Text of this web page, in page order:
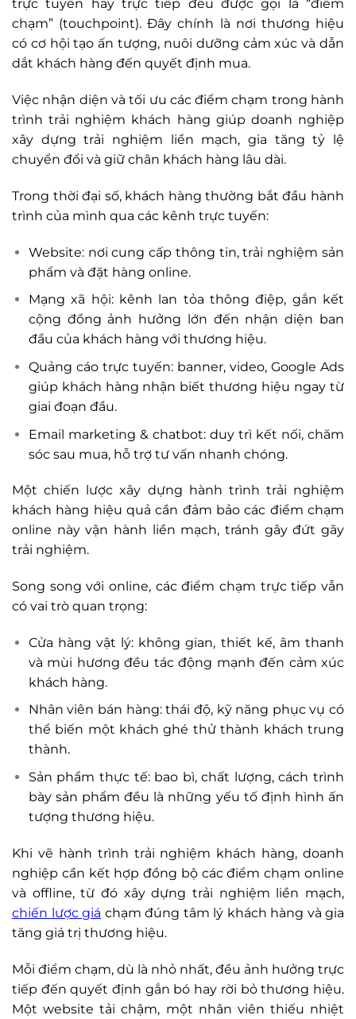
trực tuyến hay trực tiếp đều được gọi là “điểm
chạm” (touchpoint). Đây chính là nơi thương hiệu
có cơ hội tạo ấn tượng, nuôi dưỡng cảm xúc và dẫn
dắt khách hàng đến quyết định mua.
Việc nhận diện và tối ưu các điểm chạm trong hành
trình trải nghiệm khách hàng giúp doanh nghiệp
xây dựng trải nghiệm liền mạch, gia tăng tỷ lệ
chuyển đổi và giữ chân khách hàng lâu dài.
Trong thời đại số, khách hàng thường bắt đầu hành
trình của mình qua các kênh trực tuyến:
Website: nơi cung cấp thông tin, trải nghiệm sản
phẩm và đặt hàng online.
Mạng xã hội: kênh lan tỏa thông điệp, gắn kết
cộng đồng ảnh hưởng lớn đến nhận diện ban
đầu của khách hàng với thương hiệu.
Quảng cáo trực tuyến: banner, video, Google Ads
giúp khách hàng nhận biết thương hiệu ngay từ
giai đoạn đầu.
Email marketing & chatbot: duy trì kết nối, chăm
sóc sau mua, hỗ trợ tư vấn nhanh chóng.
Một chiến lược xây dựng hành trình trải nghiệm
khách hàng hiệu quả cần đảm bảo các điểm chạm
online này vận hành liền mạch, tránh gây đứt gãy
trải nghiệm.
Song song với online, các điểm chạm trực tiếp vẫn
có vai trò quan trọng:
Cửa hàng vật lý: không gian, thiết kế, âm thanh
và mùi hương đều tác động mạnh đến cảm xúc
khách hàng.
Nhân viên bán hàng: thái độ, kỹ năng phục vụ có
thể biến một khách ghé thử thành khách trung
thành.
Sản phẩm thực tế: bao bì, chất lượng, cách trình
bày sản phẩm đều là những yếu tố định hình ấn
tượng thương hiệu.
Khi vẽ hành trình trải nghiệm khách hàng, doanh
nghiệp cần kết hợp đồng bộ các điểm chạm online
và offline, từ đó xây dựng trải nghiệm liền mạch,
chiến lược giá chạm đúng tâm lý khách hàng và gia
tăng giá trị thương hiệu.
Mỗi điểm chạm, dù là nhỏ nhất, đều ảnh hưởng trực
tiếp đến quyết định gắn bó hay rời bỏ thương hiệu.
Một website tải chậm, một nhân viên thiếu nhiệt